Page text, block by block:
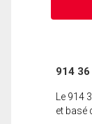
914
Le 914
et basé